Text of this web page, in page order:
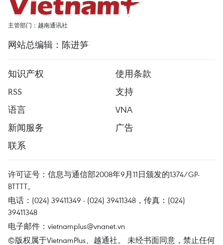
主管部门：越南通讯社
网站总编辑：陈进笋
知识产权
使用条款
RSS
支持
语言
VNA
新闻服务
广告
联系
许可证号：信息与通信部2008年9月11日颁发的1374/GP-
BTTTT。
电话：(024) 39411349 - (024) 39411348，传真：(024)
39411348
电子邮件： vietnamplus@vnanet.vn
©版权属于VietnamPlus、越通社。 未经书面同意，禁止任何